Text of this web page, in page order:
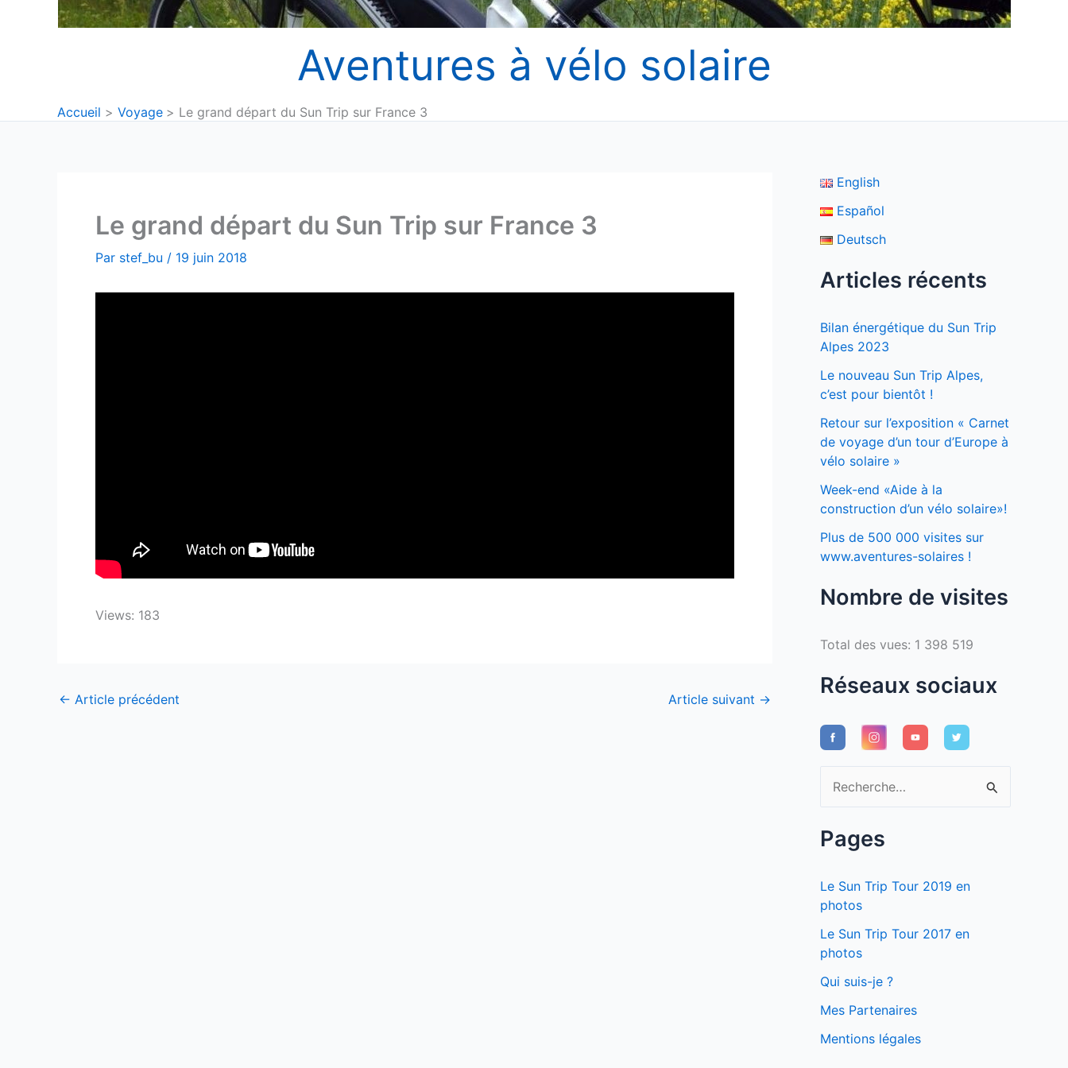
Aventures à vélo solaire
Accueil Voyage Le grand départ du Sun Trip sur France 3
Le grand départ du Sun Trip sur France 3
Par stef_bu / 19 juin 2018
Views: 183
← Article précédent Article suivant →
English
Español
Deutsch
Articles récents
Bilan énergétique du Sun Trip
Alpes 2023
Le nouveau Sun Trip Alpes,
c’est pour bientôt !
Retour sur l’exposition « Carnet
de voyage d’un tour d’Europe à
vélo solaire »
Week-end «Aide à la
construction d’un vélo solaire»!
Plus de 500 000 visites sur
www.aventures-solaires !
Nombre de visites
Total des vues: 1 398 519
Réseaux sociaux
e
c
e
r
c
h
e
r
Pages
Le Sun Trip Tour 2019 en
photos
Le Sun Trip Tour 2017 en
photos
Qui suis-je ?
Mes Partenaires
Mentions légales